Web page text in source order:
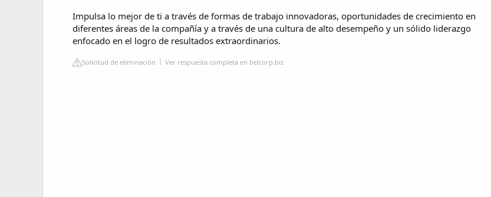
Impulsa lo mejor de ti a través de formas de trabajo innovadoras, oportunidades de crecimiento en
diferentes áreas de la compañía y a través de una cultura de alto desempeño y un sólido liderazgo
enfocado en el logro de resultados extraordinarios.
Solicitud de eliminación Ver respuesta completa en belcorp.biz